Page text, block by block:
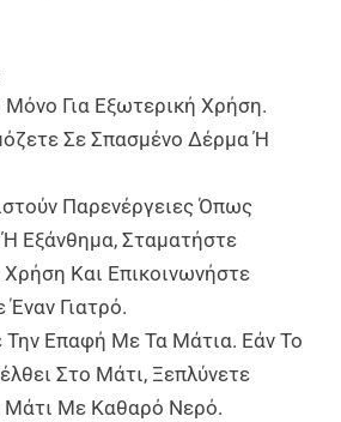
Για Εξωτερική Χρήση.
Σε Σπασμένο Δέρμα Ή
Παρενέργειες Όπως
Εξάνθημα, Σταματήστε
Και Επικοινωνήστε
Γιατρό.
Την Επαφή Με Τα Μάτια. Εάν Το
Στο Μάτι, Ξεπλύνετε
Με Καθαρό Νερό.